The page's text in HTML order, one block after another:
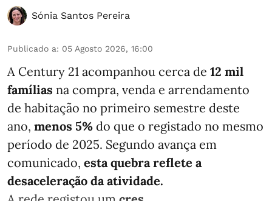
Sónia Santos Pereira
Publicado a: 05 Agosto 2026, 16:00
A Century 21 acompanhou cerca de 12 mil
famílias na compra, venda e arrendamento
de habitação no primeiro semestre deste
ano, menos 5% do que o registado no mesmo
período de 2025. Segundo avança em
comunicado, esta quebra reflete a
desaceleração da atividade.